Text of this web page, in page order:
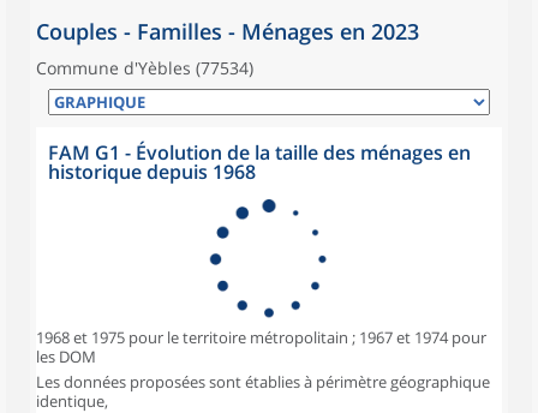
Couples - Familles - Ménages en 2023
Commune d'Yèbles (77534)
FAM G1 - Évolution de la taille des ménages en
historique depuis 1968
1968 et 1975 pour le territoire métropolitain ; 1967 et 1974 pour
les DOM
Les données proposées sont établies à périmètre géographique
identique,